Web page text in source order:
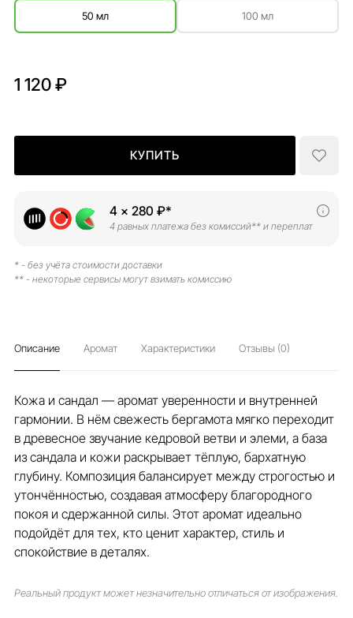
50 мл 100 мл
1 120 ₽
КУПИТЬ
4 × 280 ₽*
4 равных платежа без комиссий** и переплат
* - без учёта стоимости доставки
** - некоторые сервисы могут взимать комиссию
Описание Аромат Характеристики Отзывы (0)
Кожа и сандал — аромат уверенности и внутренней
гармонии. В нём свежесть бергамота мягко переходит
в древесное звучание кедровой ветви и элеми, а база
из сандала и кожи раскрывает тёплую, бархатную
глубину. Композиция балансирует между строгостью и
утончённостью, создавая атмосферу благородного
покоя и сдержанной силы. Этот аромат идеально
подойдёт для тех, кто ценит характер, стиль и
спокойствие в деталях.
Реальный продукт может незначительно отличаться от изображения.